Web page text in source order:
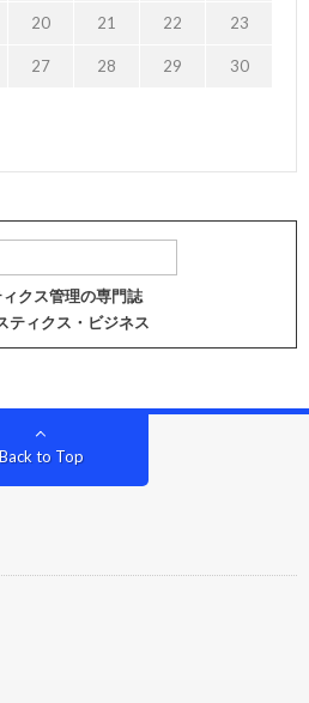
20 21 22 23
27 28 29 30
クス管理の専門誌
ティクス・ビジネス
Back to Top